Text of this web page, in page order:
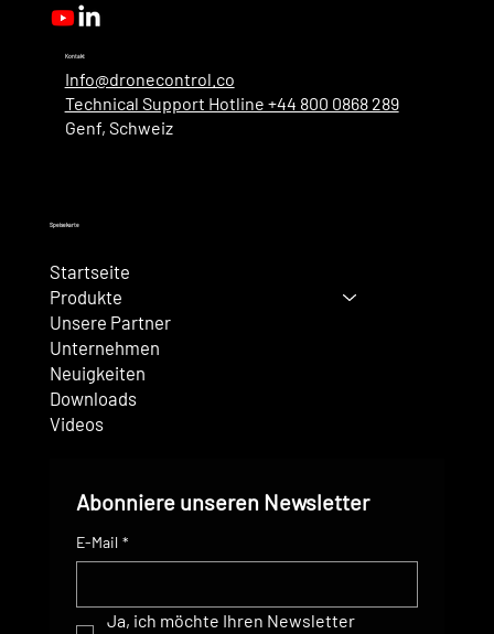
Kontakt
Info@dronecontrol.co
Technical Support Hotline +44 800 0868 289
Genf, Schweiz
Speisekarte
Startseite
Produkte
Unsere Partner
Unternehmen
Neuigkeiten
Downloads
Videos
Abonniere unseren Newsletter
E-Mail *
Ja, ich möchte Ihren Newsletter